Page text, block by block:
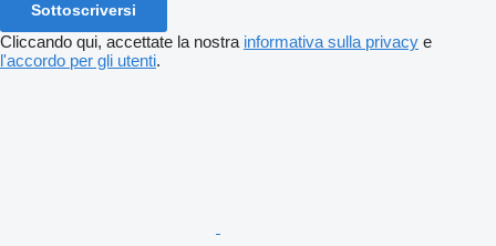
✅ Web: www.nuktetrailer.com
Sottoscriversi
Cliccando qui, accettate la nostra informativa sulla privacy e
l'accordo per gli utenti.